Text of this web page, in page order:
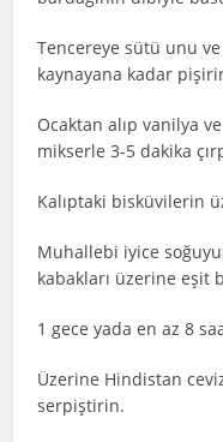
Tencereye sütü unu ve
kaynayana kadar
Ocaktan alıp vanilya
mikserle 3-5 dakika
Kalıptaki bisküvilerin
Muhallebi iyice
kabakları üzerine eşit
1 gece yada en az 8
Üzerine Hindistan
serpiştirin.